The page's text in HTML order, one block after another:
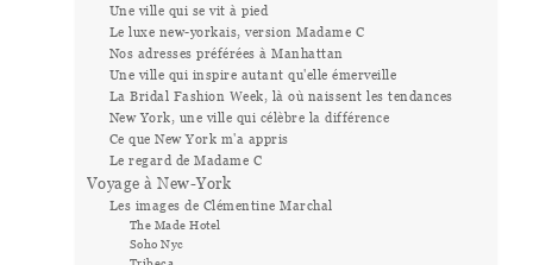
Une ville qui se vit à pied
Le luxe new-yorkais, version Madame C
Nos adresses préférées à Manhattan
Une ville qui inspire autant qu'elle émerveille
La Bridal Fashion Week, là où naissent les tendances
New York, une ville qui célèbre la différence
Ce que New York m'a appris
Le regard de Madame C
Voyage à New-York
Les images de Clémentine Marchal
The Made Hotel
Soho Nyc